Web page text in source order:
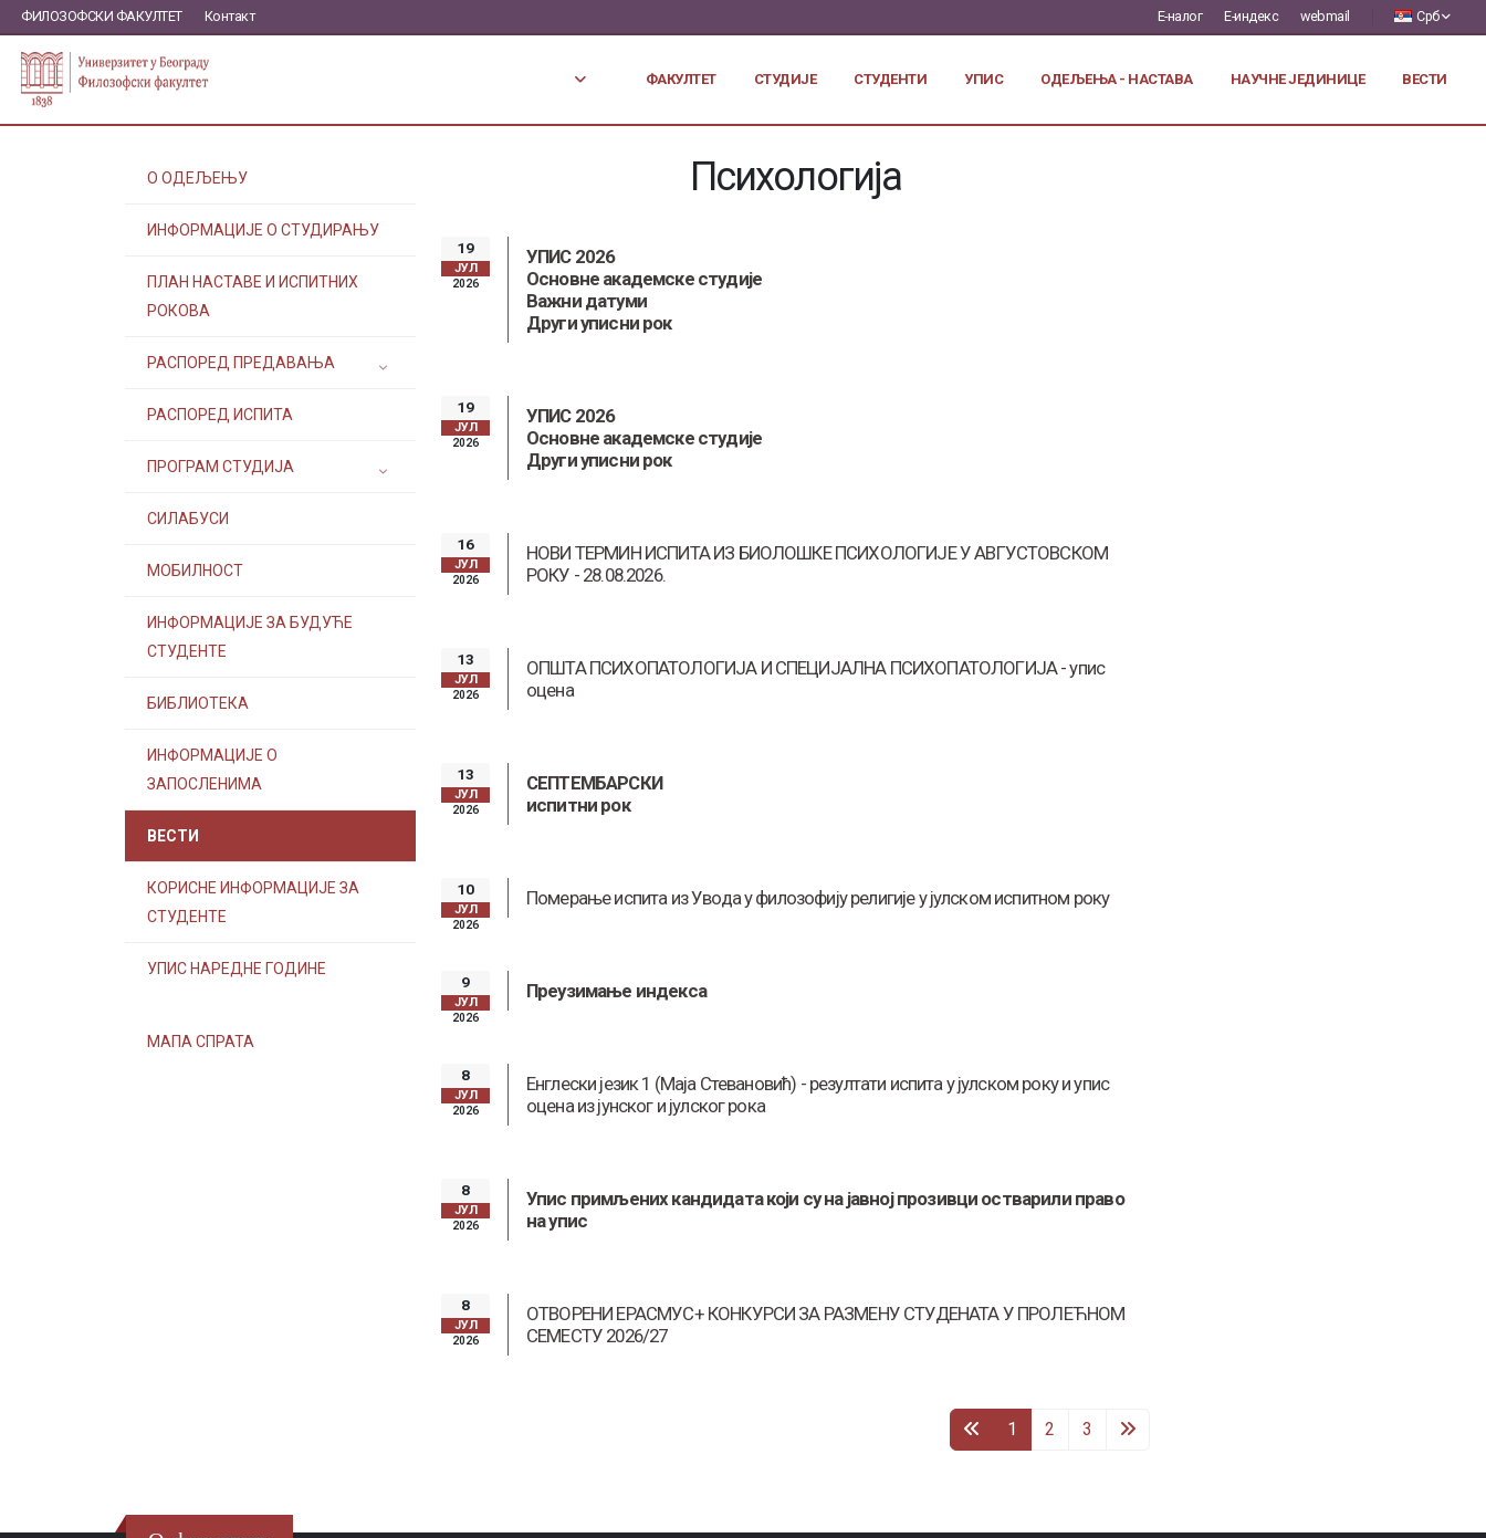
ФИЛОЗОФСКИ ФАКУЛТЕТ Контакт Е-налог Е-индекс webmail Срб
ФАКУЛТЕТ СТУДИЈЕ СТУДЕНТИ УПИС ОДЕЉЕЊА - НАСТАВА НАУЧНЕ ЈЕДИНИЦЕ ВЕСТИ
О ОДЕЉЕЊУ
ИНФОРМАЦИЈЕ О СТУДИРАЊУ
ПЛАН НАСТАВЕ И ИСПИТНИХ
РОКОВА
РАСПОРЕД ПРЕДАВАЊА
РАСПОРЕД ИСПИТА
ПРОГРАМ СТУДИЈА
СИЛАБУСИ
МОБИЛНОСТ
ИНФОРМАЦИЈЕ ЗА БУДУЋЕ
СТУДЕНТЕ
БИБЛИОТЕКА
ИНФОРМАЦИЈЕ О
ЗАПОСЛЕНИМА
ВЕСТИ
КОРИСНЕ ИНФОРМАЦИЈЕ ЗА
СТУДЕНТЕ
УПИС НАРЕДНЕ ГОДИНЕ
МАПА СПРАТА
Психологија
19
ЈУЛ
2026
УПИС 2026
Основне академске студије
Важни датуми
Други уписни рок
19
ЈУЛ
2026
УПИС 2026
Основне академске студије
Други уписни рок
16
ЈУЛ
2026
НОВИ ТЕРМИН ИСПИТА ИЗ БИОЛОШКЕ ПСИХОЛОГИЈЕ У АВГУСТОВСКОМ
РОКУ - 28.08.2026.
13
ЈУЛ
2026
ОПШТА ПСИХОПАТОЛОГИЈА И СПЕЦИЈАЛНА ПСИХОПАТОЛОГИЈА - упис
оцена
13
ЈУЛ
2026
СЕПТЕМБАРСКИ
испитни рок
10
ЈУЛ
2026
Померање испита из Увода у филозофију религије у јулском испитном року
9
ЈУЛ
2026
Преузимање индекса
8
ЈУЛ
2026
Енглески језик 1 (Маја Стевановић) - резултати испита у јулском року и упис
оцена из јунског и јулског рока
8
ЈУЛ
2026
Упис примљених кандидата који су на јавној прозивци остварили право
на упис
8
ЈУЛ
2026
ОТВОРЕНИ ЕРАСМУС+ КОНКУРСИ ЗА РАЗМЕНУ СТУДЕНАТА У ПРОЛЕЋНОМ
СЕМЕСТУ 2026/27
1 2 3